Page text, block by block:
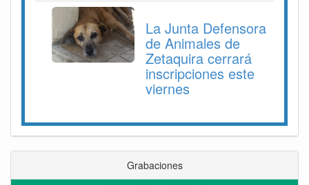
La Junta Defensora
de Animales de
Zetaquira cerrará
inscripciones este
viernes
Grabaciones